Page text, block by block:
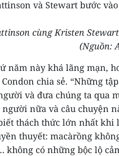
cùng Kristen
(Nguồn:
năm này khá lãng mạn,
chia sẻ. “Những
và đưa chúng ta qua
nữa và câu chuyện
thách thức lớn nhất
thuyết: macàrồng
không có những bộc lộ